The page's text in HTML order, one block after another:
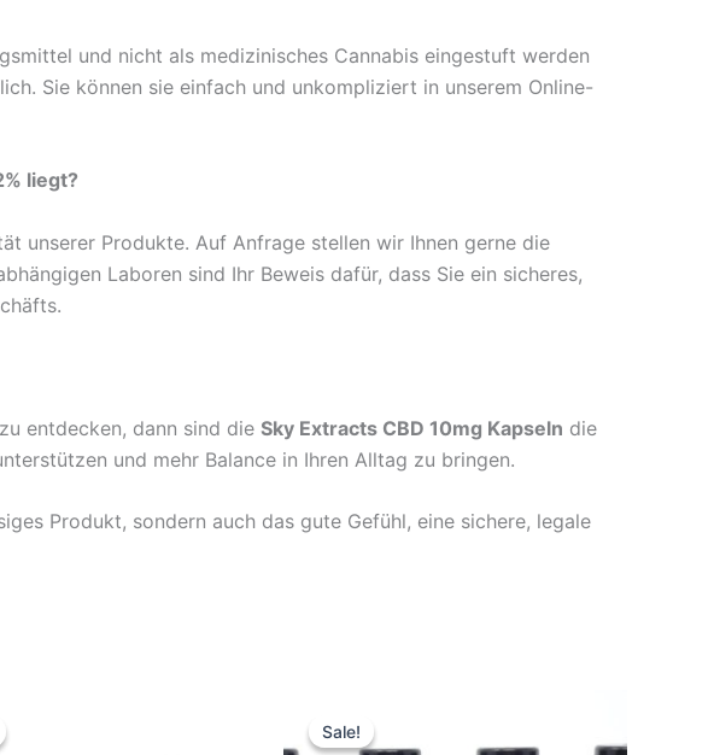
und nicht als medizinisches Cannabis eingestuft werden
Sie können sie einfach und unkompliziert in unserem Online-
liegt?
unserer Produkte. Auf Anfrage stellen wir Ihnen gerne die
Laboren sind Ihr Beweis dafür, dass Sie ein sicheres,
entdecken, dann sind die Sky Extracts CBD 10mg Kapseln die
und mehr Balance in Ihren Alltag zu bringen.
Produkt, sondern auch das gute Gefühl, eine sichere, legale
Sale!
Sale!
was: